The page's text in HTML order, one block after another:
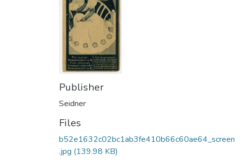
Publisher
Seidner
Files
b52e1632c02bc1ab3fe410b66c60ae64_screen
.jpg (139.98 KB)